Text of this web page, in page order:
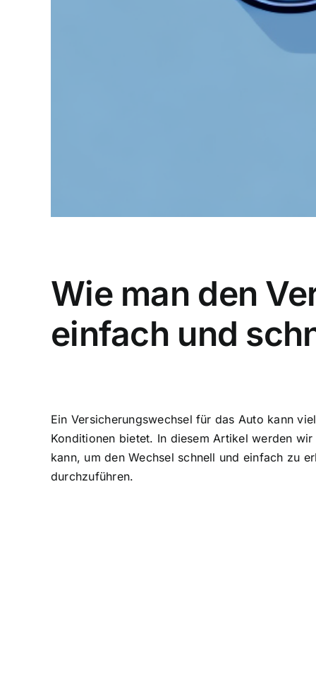
Wie man den
einfach und
Ein Versicherungswechsel für das Auto kann
Konditionen bietet. In diesem Artikel werden
kann, um den Wechsel schnell und einfach zu
durchzuführen.